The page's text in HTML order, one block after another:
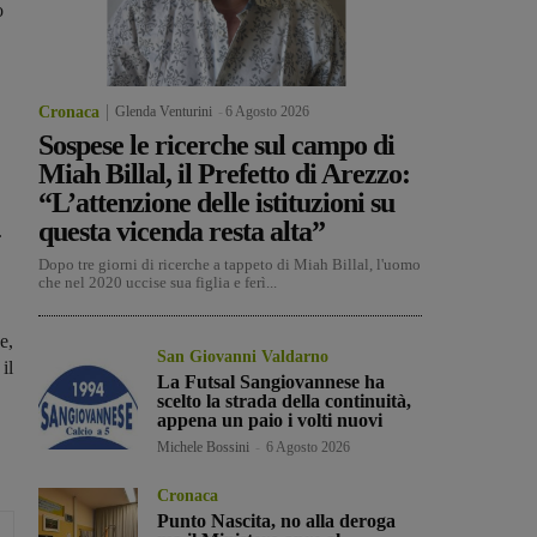
il
Cronaca Glenda Venturini 6 Agosto 2026
Sospese le ricerche sul campo di
Miah Billal, il Prefetto di Arezzo:
“L’attenzione delle istituzioni su
questa vicenda resta alta”
Dopo tre giorni di ricerche a tappeto di Miah Billal, l'uomo
che nel 2020 uccise sua figlia e ferì...
San Giovanni Valdarno
La Futsal Sangiovannese ha
scelto la strada della continuità,
appena un paio i volti nuovi
Michele Bossini 6 Agosto 2026
Cronaca
Punto Nascita, no alla deroga